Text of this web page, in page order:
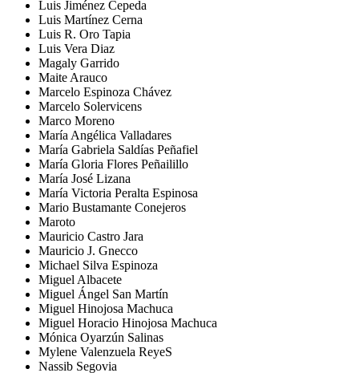
Luis Jiménez Cepeda
Luis Martínez Cerna
Luis R. Oro Tapia
Luis Vera Diaz
Magaly Garrido
Maite Arauco
Marcelo Espinoza Chávez
Marcelo Solervicens
Marco Moreno
María Angélica Valladares
María Gabriela Saldías Peñafiel
María Gloria Flores Peñailillo
María José Lizana
María Victoria Peralta Espinosa
Mario Bustamante Conejeros
Maroto
Mauricio Castro Jara
Mauricio J. Gnecco
Michael Silva Espinoza
Miguel Albacete
Miguel Ángel San Martín
Miguel Hinojosa Machuca
Miguel Horacio Hinojosa Machuca
Mónica Oyarzún Salinas
Mylene Valenzuela ReyeS
Nassib Segovia